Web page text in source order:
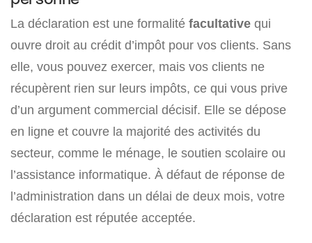
La déclaration est une formalité facultative qui
ouvre droit au crédit d’impôt pour vos clients. Sans
elle, vous pouvez exercer, mais vos clients ne
récupèrent rien sur leurs impôts, ce qui vous prive
d’un argument commercial décisif. Elle se dépose
en ligne et couvre la majorité des activités du
secteur, comme le ménage, le soutien scolaire ou
l’assistance informatique. À défaut de réponse de
l’administration dans un délai de deux mois, votre
déclaration est réputée acceptée.